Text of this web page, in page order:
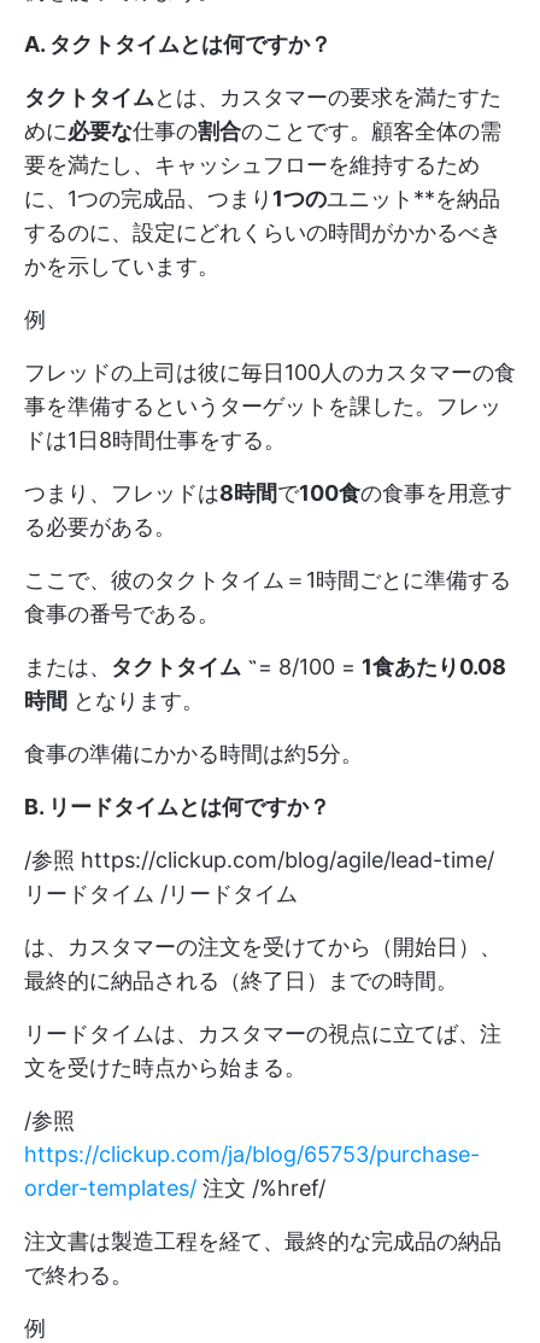
A. タクトタイムとは何ですか？
タクトタイムとは、カスタマーの要求を満たすた
めに必要な仕事の割合のことです。顧客全体の需
要を満たし、キャッシュフローを維持するため
に、1つの完成品、つまり 1つのユニット**を納品
するのに、設定にどれくらいの時間がかかるべき
かを示しています。
例
フレッドの上司は彼に毎日100人のカスタマーの食
事を準備するというターゲットを課した。フレッ
ドは1日8時間仕事をする。
つまり、フレッドは8時間で100食の食事を用意す
る必要がある。
ここで、彼のタクトタイム＝1時間ごとに準備する
食事の番号である。
または、 タクトタイム ˶= 8/100 = 1食あたり0.08
時間 となります。
食事の準備にかかる時間は約5分。
B. リードタイムとは何ですか？
/参照 https://clickup.com/blog/agile/lead-time/
リードタイム /リードタイム
は、カスタマーの注文を受けてから（開始日）、
最終的に納品される（終了日）までの時間。
リードタイムは、カスタマーの視点に立てば、注
文を受けた時点から始まる。
/参照
https://clickup.com/ja/blog/65753/purchase-
order-templates/ 注文 /%href/
注文書は製造工程を経て、最終的な完成品の納品
で終わる。
例